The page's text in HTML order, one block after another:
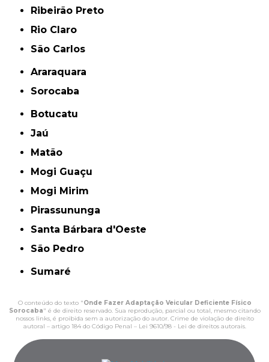
Ribeirão Preto
Rio Claro
São Carlos
Araraquara
Sorocaba
Botucatu
Jaú
Matão
Mogi Guaçu
Mogi Mirim
Pirassununga
Santa Bárbara d'Oeste
São Pedro
Sumaré
O conteúdo do texto "Onde Fazer Adaptação Veicular Deficiente Físico
Sorocaba" é de direito reservado. Sua reprodução, parcial ou total, mesmo citando
nossos links, é proibida sem a autorização do autor. Crime de violação de direito
autoral – artigo 184 do Código Penal – Lei 9610/98 - Lei de direitos autorais.